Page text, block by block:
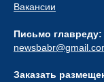
Вакансии
Письмо главреду:
Заказать